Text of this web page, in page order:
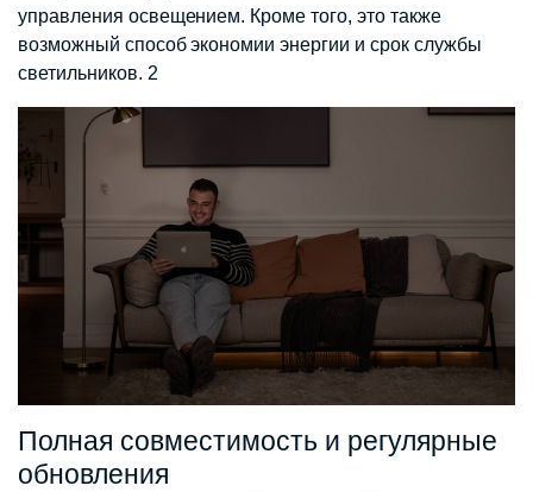
управления освещением. Кроме того, это также
возможный способ экономии энергии и срок службы
светильников. 2
Полная совместимость и регулярные
обновления